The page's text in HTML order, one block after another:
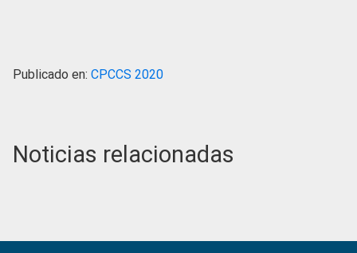
Publicado en: CPCCS 2020
Noticias relacionadas